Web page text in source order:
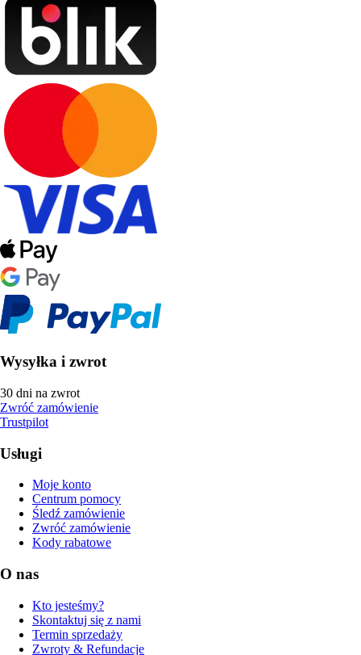
Wysyłka i zwrot
30 dni na zwrot
Zwróć zamówienie
Trustpilot
Usługi
Moje konto
Centrum pomocy
Śledź zamówienie
Zwróć zamówienie
Kody rabatowe
O nas
Kto jesteśmy?
Skontaktuj się z nami
Termin sprzedaży
Zwroty & Refundacje